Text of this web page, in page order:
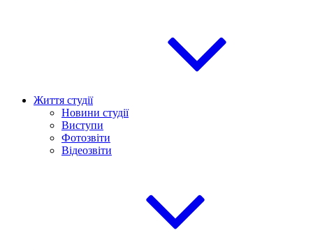
Життя студії
Новини студії
Виступи
Фотозвіти
Відеозвіти